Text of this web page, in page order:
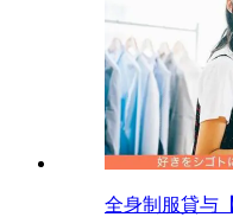
全身制服貸与